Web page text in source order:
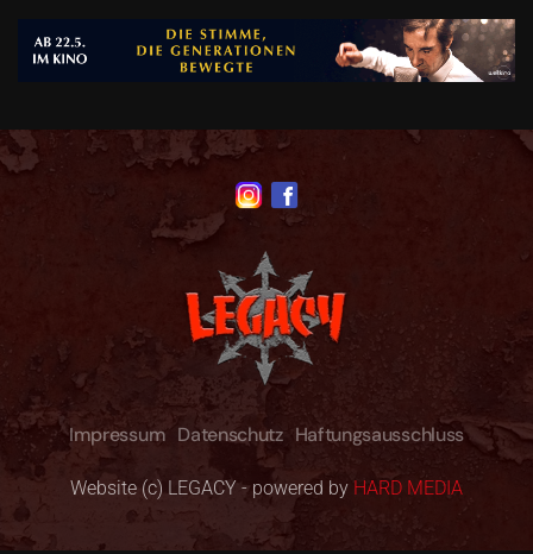
Impressum Datenschutz Haftungsausschluss
Website (c) LEGACY - powered by HARD MEDIA